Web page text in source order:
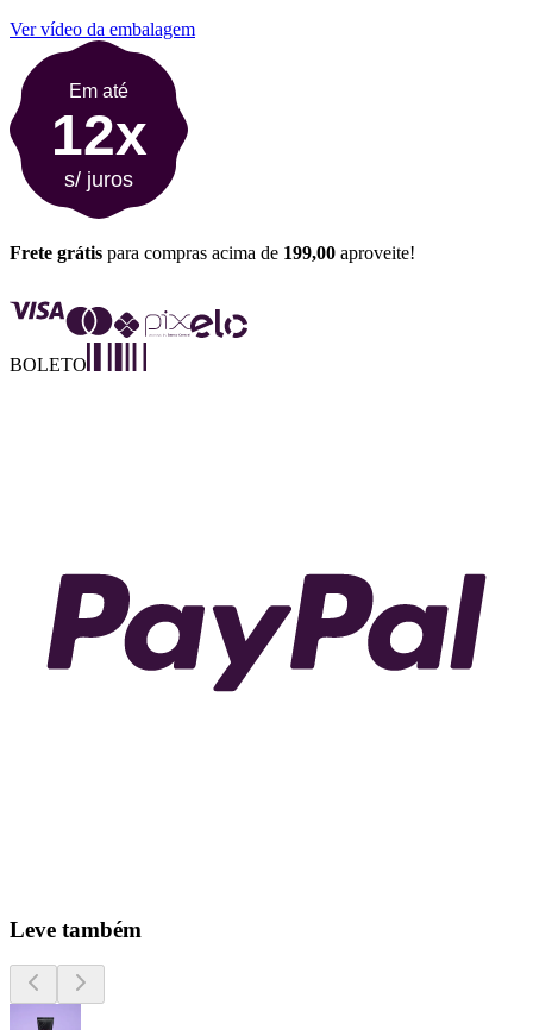
Ver vídeo da embalagem
Em até
12x
s/ juros
Frete grátis para compras acima de 199,00 aproveite!
BOLETO
Leve também